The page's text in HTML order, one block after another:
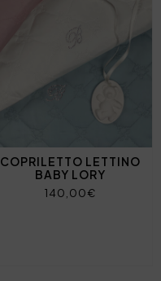
COPRILETTO LETTINO
BABY LORY
140,00€